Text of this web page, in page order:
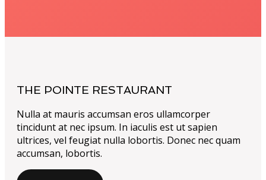
THE POINTE RESTAURANT
Nulla at mauris accumsan eros ullamcorper
tincidunt at nec ipsum. In iaculis est ut sapien
ultrices, vel feugiat nulla lobortis. Donec nec quam
accumsan, lobortis.